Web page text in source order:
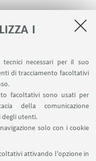
I
necessari per il suo
di tracciamento facoltativi
facoltativi sono usati per
della comunicazione
degli utenti.
solo con i cookie
attivando l'opzione in
SU: